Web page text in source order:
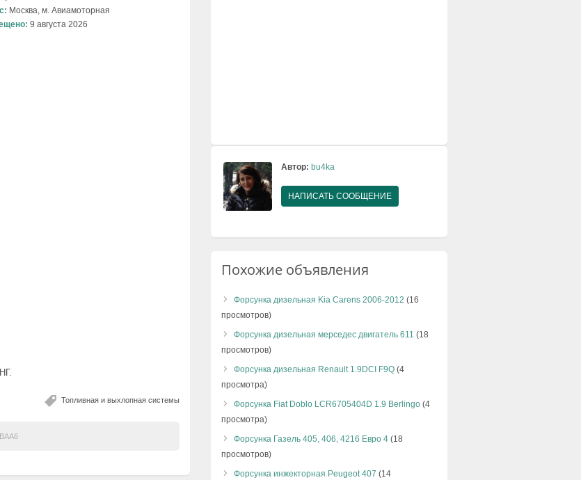
Москва, м. Авиамоторная
9 августа 2026
Топливная и выхлопная системы
Автор: bu4ka
НАПИСАТЬ СООБЩЕНИЕ
Похожие объявления
Форсунка дизельная Kia Carens 2006-2012 (16
просмотров)
Форсунка дизельная мерседес двигатель 611 (18
просмотров)
Форсунка дизельная Renault 1.9DCI F9Q (4
просмотра)
Форсунка Fiat Doblo LCR6705404D 1.9 Berlingo (4
просмотра)
Форсунка Газель 405, 406, 4216 Евро 4 (18
просмотров)
Форсунка инжекторная Peugeot 407 (14